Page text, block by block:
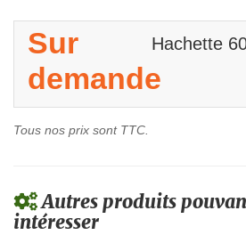
Sur
demande
Hachette
Tous nos prix sont TTC.
Autres produits
intéresser